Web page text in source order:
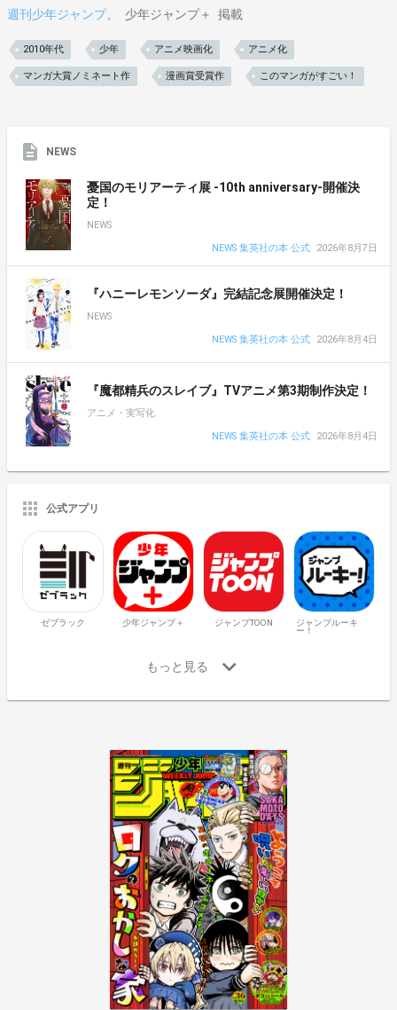
週刊少年ジャンプ 少年ジャンプ＋ 掲載
2010年代 少年 アニメ映画化 アニメ化
マンガ大賞ノミネート作 漫画賞受賞作 このマンガがすごい！
NEWS
憂国のモリアーティ展 -10th anniversary-開催決
定！
NEWS
NEWS 集英社の本 公式
2026年8月7日
『ハニーレモンソーダ』完結記念展開催決定！
NEWS
NEWS 集英社の本 公式
2026年8月4日
『魔都精兵のスレイブ』TVアニメ第3期制作決定！
アニメ・実写化
NEWS 集英社の本 公式
2026年8月4日
公式アプリ
ゼブラック 少年ジャンプ＋ ジャンプTOON
ジャンプルーキ
ー！